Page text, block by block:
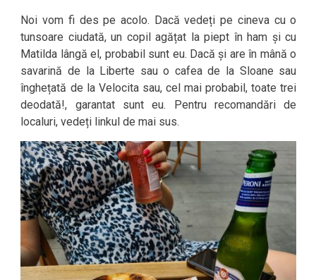
Noi vom fi des pe acolo. Dacă vedeți pe cineva cu o
tunsoare ciudată, un copil agățat la piept în ham și cu
Matilda lângă el, probabil sunt eu. Dacă și are în mână o
savarină de la Liberte sau o cafea de la Sloane sau
înghețată de la Velocita sau, cel mai probabil, toate trei
deodată!, garantat sunt eu. Pentru recomandări de
localuri, vedeți linkul de mai sus.